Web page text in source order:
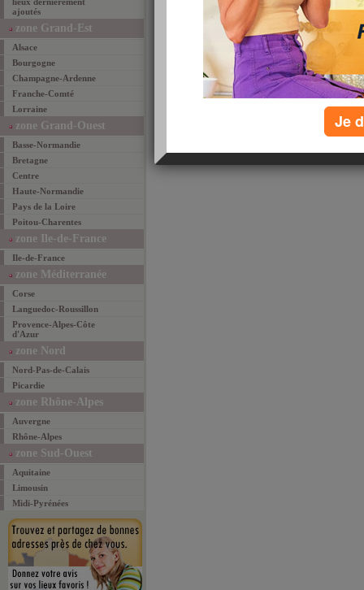
ajoutés
zone Grand-Est
Alsace
Bourgogne
Champagne-Ardenne
Franche-Comté
Lorraine
zone Grand-Ouest
Basse-Normandie
Bretagne
Centre
Haute-Normandie
Pays de la Loire
Poitou-Charentes
zone Ile-de-France
Ile-de-France
zone Méditerranée
Corse
Languedoc-Roussillon
Provence-Alpes-Côte
d'Azur
zone Nord
Nord-Pas-de-Calais
Picardie
zone Rhône-Alpes
Auvergne
Rhône-Alpes
zone Sud-Ouest
Aquitaine
Limousin
Midi-Pyrénées
favoris
Je